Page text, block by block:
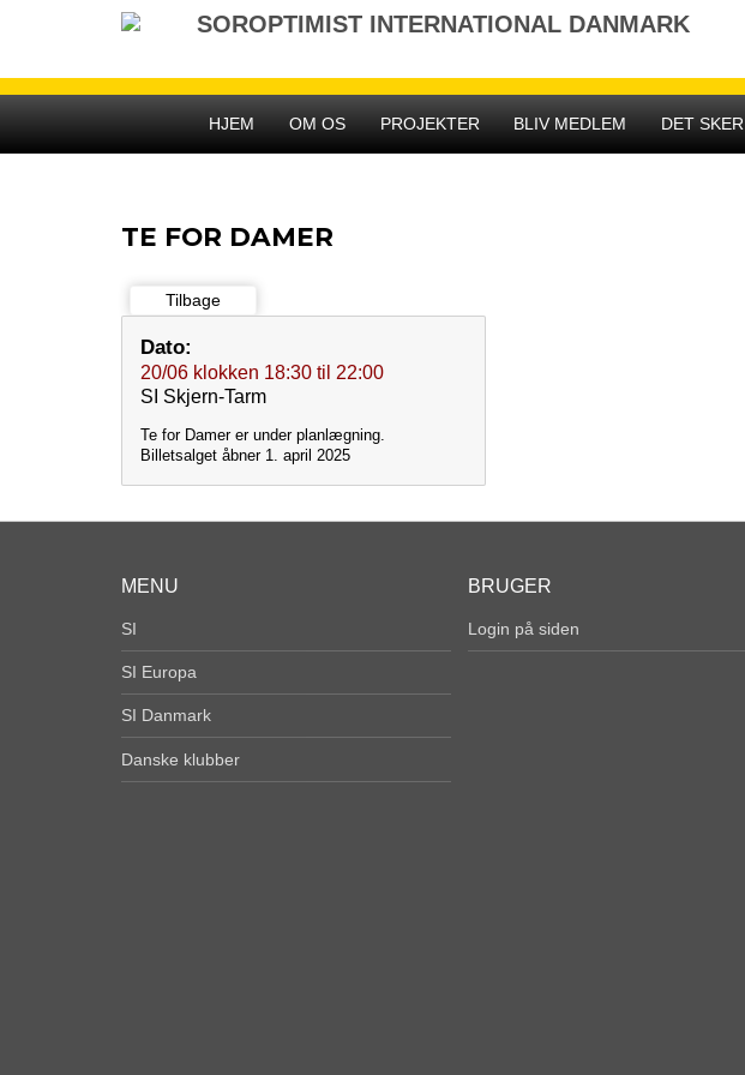
SOROPTIMIST INTERNATIONAL DANMARK
HJEM
OM OS PROJEKTER BLIV MEDLEM DET SKER
TE FOR DAMER
Tilbage
Dato:
20/06 klokken 18:30 til 22:00
SI Skjern-Tarm
Te for Damer er under planlægning.
Billetsalget åbner 1. april 2025
MENU
SI
SI Europa
SI Danmark
Danske klubber
BRUGER
Login på siden